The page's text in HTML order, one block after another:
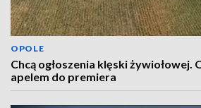
OPOLE
Chcą ogłoszenia klęski żywiołowej.
apelem do premiera